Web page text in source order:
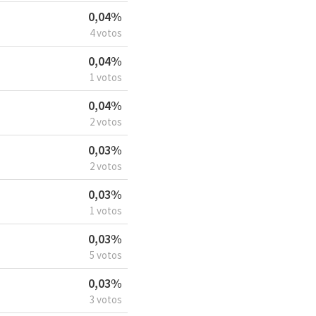
0,04%
4 votos
0,04%
1 votos
0,04%
2 votos
0,03%
2 votos
0,03%
1 votos
0,03%
5 votos
0,03%
3 votos